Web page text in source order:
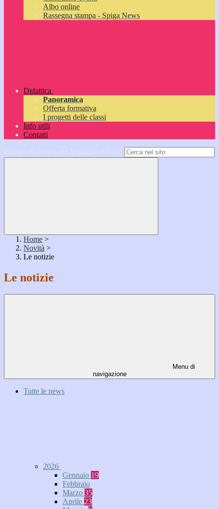
Albo online
Rassegna stampa - Spiga News
Didattica
Panoramica
Offerta formativa
I progetti delle classi
Info utili
Contatti
Home >
Novità >
Le notizie
Le notizie
Menu di
navigazione
Tutte le news
2026
Gennaio 19
Febbraio
Marzo 35
Aprile 23